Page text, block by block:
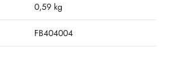
0,59 kg
FB404004